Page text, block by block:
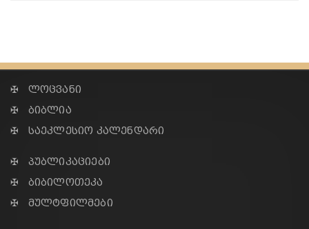
✠ ლოცვანი
✠ ბიბლია
✠ საეკლესიო კალენდარი
✠ პუბლიკაციები
✠ ბიბილოთეკა
✠ მულტფილმები